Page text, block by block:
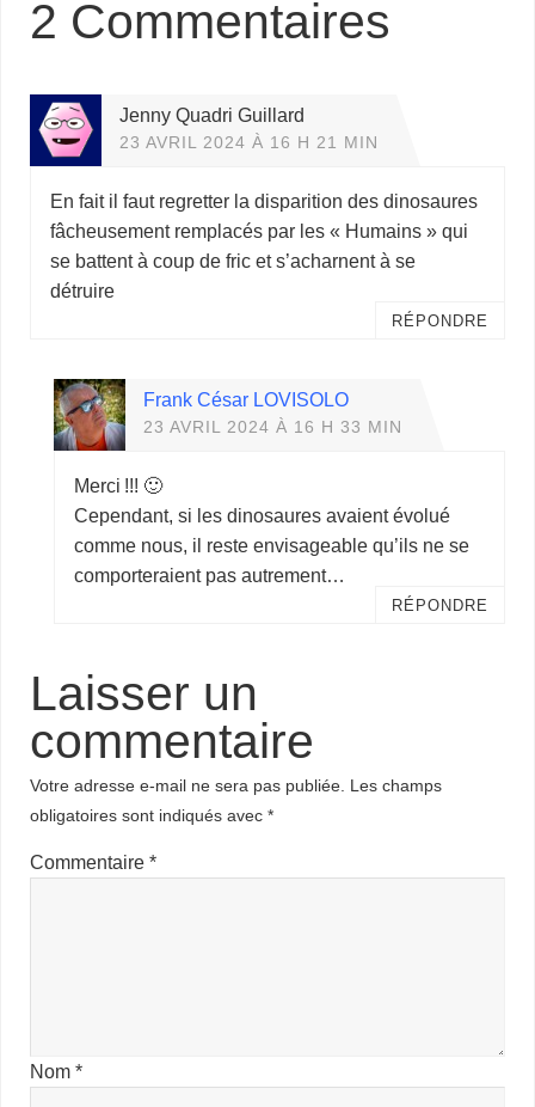
2 Commentaires
Jenny Quadri Guillard
23 AVRIL 2024 À 16 H 21 MIN
En fait il faut regretter la disparition des dinosaures
fâcheusement remplacés par les « Humains » qui
se battent à coup de fric et s’acharnent à se
détruire
RÉPONDRE
Frank César LOVISOLO
23 AVRIL 2024 À 16 H 33 MIN
Merci !!! 🙂
Cependant, si les dinosaures avaient évolué
comme nous, il reste envisageable qu’ils ne se
comporteraient pas autrement…
RÉPONDRE
Laisser un
commentaire
Votre adresse e-mail ne sera pas publiée.
Les champs
obligatoires sont indiqués avec*
Commentaire*
Nom*